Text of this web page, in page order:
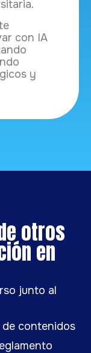
con IA
y
otros
en
junto al
contenidos